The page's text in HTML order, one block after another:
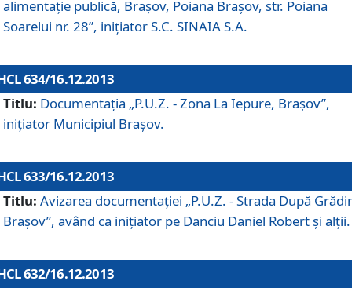
alimentaţie publică, Braşov, Poiana Braşov, str. Poiana
Soarelui nr. 28”, iniţiator S.C. SINAIA S.A.
634/16.12.2013
Titlu: Documentaţia „P.U.Z. - Zona La Iepure, Braşov”,
iniţiator Municipiul Braşov.
633/16.12.2013
Titlu: Avizarea documentaţiei „P.U.Z. - Strada După
Braşov”, având ca iniţiator pe Danciu Daniel Robert şi alţii.
632/16.12.2013